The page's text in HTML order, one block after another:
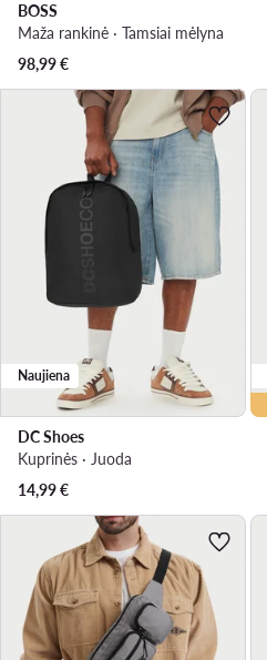
BOSS
Maža rankinė · Tamsiai mėlyna
98,99€
Naujiena
DC Shoes
Kuprinės · Juoda
14,99€